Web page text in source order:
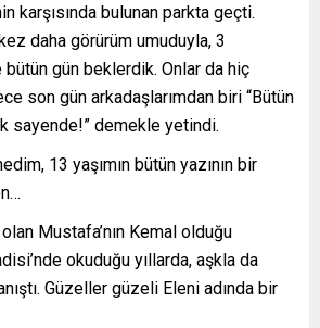
karşısında bulunan parkta geçti.
daha görürüm umuduyla, 3
bütün gün beklerdik. Onlar da hiç
son gün arkadaşlarımdan biri “Bütün
sayende!” demekle yetindi.
13 yaşımın bütün yazının bir
Mustafa’nın Kemal olduğu
okuduğu yıllarda, aşkla da
Güzeller güzeli Eleni adında bir